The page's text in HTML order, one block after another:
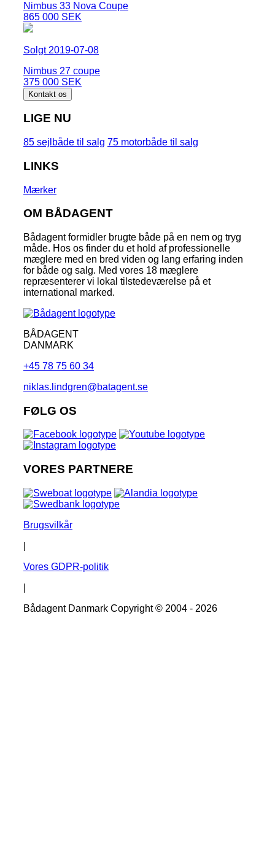
Nimbus 33 Nova Coupe
865 000 SEK
Solgt 2019-07-08
Nimbus 27 coupe
375 000 SEK
Kontakt os
LIGE NU
85 sejlbåde til salg 75 motorbåde til salg
LINKS
Mærker
OM BÅDAGENT
Bådagent formidler brugte både på en nem og tryg
måde. Hos os finder du et hold af professionelle
mæglere med en bred viden og lang erfaring inden
for både og salg. Med vores 18 mæglere
repræsenterer vi lokal tilstedeværelse på et
international marked.
BÅDAGENT
DANMARK
+45 78 75 60 34
niklas.lindgren@batagent.se
FØLG OS
VORES PARTNERE
Brugsvilkår
Vores GDPR-politik
Bådagent Danmark Copyright © 2004 - 2026